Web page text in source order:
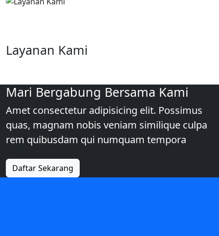
Layanan Kami
Mari Bergabung Bersama Kami
Amet consectetur adipisicing elit. Possimus
quas, magnam nobis veniam similique culpa
rem quibusdam qui numquam tempora
Daftar Sekarang